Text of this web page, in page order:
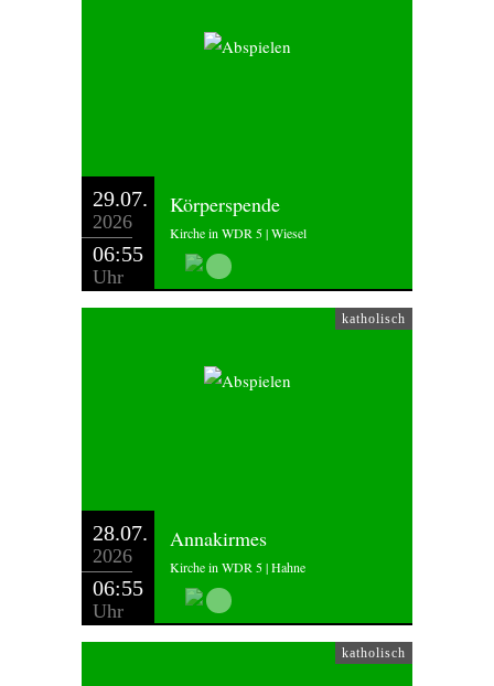
29.07.
2026
06:55
Uhr
Körperspende
Kirche in WDR 5 | Wiesel
katholisch
28.07.
2026
06:55
Uhr
Annakirmes
Kirche in WDR 5 | Hahne
katholisch